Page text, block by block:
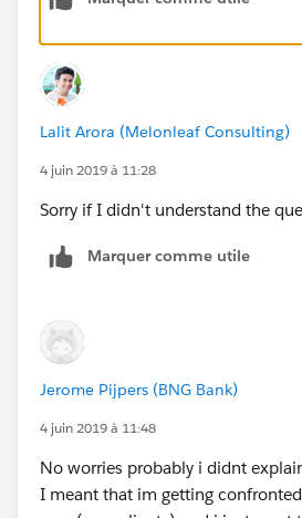
Lalit Arora (Melonleaf Consulting)
4 juin 2019 à 11:28
Sorry if I didn't understand the
Marquer comme utile
Jerome Pijpers (BNG Bank)
4 juin 2019 à 11:48
No worries probably i didnt
I meant that im getting